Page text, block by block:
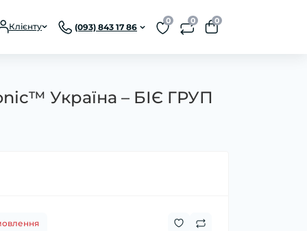
Клієнту (093) 843 17 86
0 0 0
Україна – БІЄ ГРУП